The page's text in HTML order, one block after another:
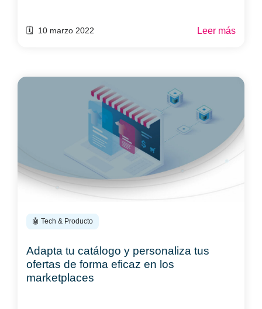
🗓️ 10 marzo 2022 Leer más
🤖 Tech & Producto
Adapta tu catálogo y personaliza tus
ofertas de forma eficaz en los
marketplaces